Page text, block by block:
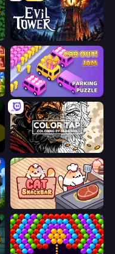
Evil Tower
Car OUT! Jam Parking Puzzle
Color Tap: Coloring by Numbers
Cat Snack Bar